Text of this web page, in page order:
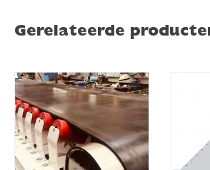
Gerelateerde